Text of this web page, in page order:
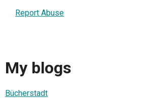
Report Abuse
My blogs
Bücherstadt